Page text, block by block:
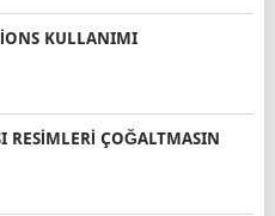
KULLANIMI
RESIMLERI ÇOĞALTMASIN